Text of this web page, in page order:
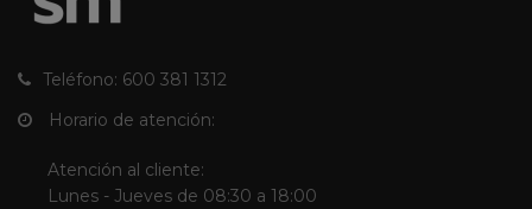
Teléfono: 600 381 1312
Horario de atención:
Atención al cliente:
Lunes - Jueves de 08:30 a 18:00